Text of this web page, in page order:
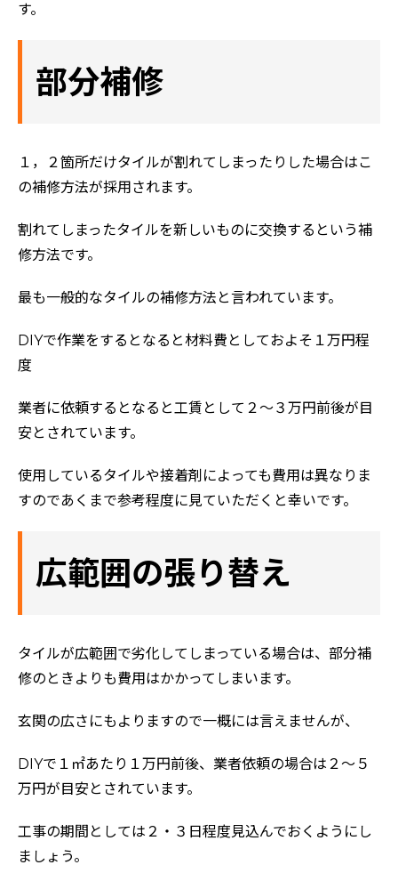
す。
部分補修
１，２箇所だけタイルが割れてしまったりした場合はこ
の補修方法が採用されます。
割れてしまったタイルを新しいものに交換するという補
修方法です。
最も一般的なタイルの補修方法と言われています。
DIYで作業をするとなると材料費としておよそ１万円程
度
業者に依頼するとなると工賃として２～３万円前後が目
安とされています。
使用しているタイルや接着剤によっても費用は異なりま
すのであくまで参考程度に見ていただくと幸いです。
広範囲の張り替え
タイルが広範囲で劣化してしまっている場合は、部分補
修のときよりも費用はかかってしまいます。
玄関の広さにもよりますので一概には言えませんが、
DIYで１㎡あたり１万円前後、業者依頼の場合は２～５
万円が目安とされています。
工事の期間としては２・３日程度見込んでおくようにし
ましょう。